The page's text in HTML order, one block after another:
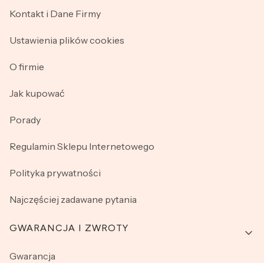
Kontakt i Dane Firmy
Ustawienia plików cookies
O firmie
Jak kupować
Porady
Regulamin Sklepu Internetowego
Polityka prywatności
Najczęściej zadawane pytania
GWARANCJA I ZWROTY
Gwarancja